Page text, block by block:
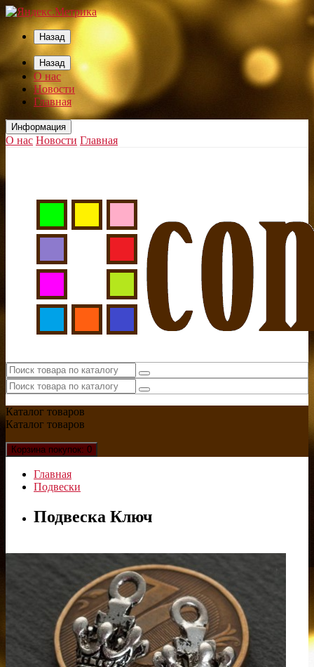
Назад
Назад
О нас
Новости
Главная
Информация
О нас Новости Главная
Каталог товаров
Каталог товаров
Корзина покупок: 0
Главная
Подвески
Подвеска Ключ